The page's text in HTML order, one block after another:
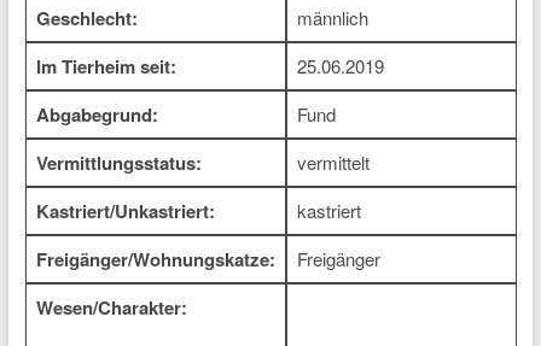
Geschlecht: männlich
Im Tierheim seit: 25.06.2019
Abgabegrund: Fund
Vermittlungsstatus: vermittelt
Kastriert/Unkastriert: kastriert
Freigänger/Wohnungskatze: Freigänger
Wesen/Charakter: